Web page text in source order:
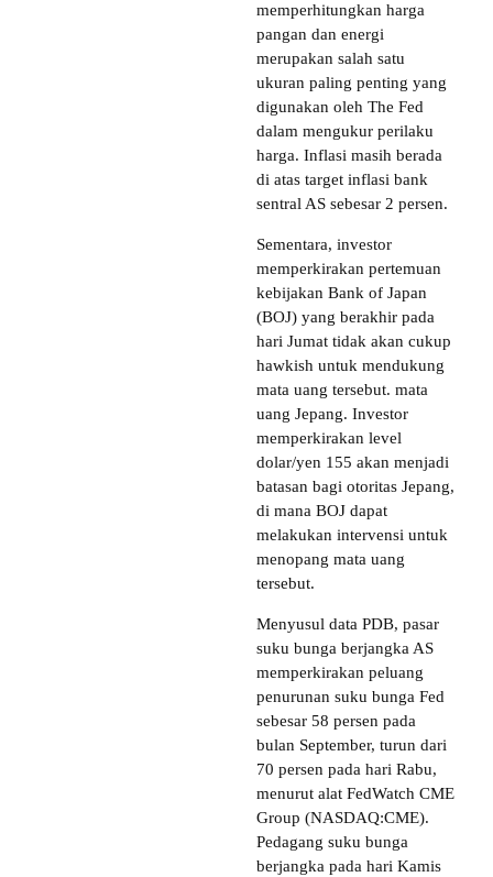
memperhitungkan harga
pangan dan energi
merupakan salah satu
ukuran paling penting yang
digunakan oleh The Fed
dalam mengukur perilaku
harga. Inflasi masih berada
di atas target inflasi bank
sentral AS sebesar 2 persen.
Sementara, investor
memperkirakan pertemuan
kebijakan Bank of Japan
(BOJ) yang berakhir pada
hari Jumat tidak akan cukup
hawkish untuk mendukung
mata uang tersebut. mata
uang Jepang. Investor
memperkirakan level
dolar/yen 155 akan menjadi
batasan bagi otoritas Jepang,
di mana BOJ dapat
melakukan intervensi untuk
menopang mata uang
tersebut.
Menyusul data PDB, pasar
suku bunga berjangka AS
memperkirakan peluang
penurunan suku bunga Fed
sebesar 58 persen pada
bulan September, turun dari
70 persen pada hari Rabu,
menurut alat FedWatch CME
Group (NASDAQ:CME).
Pedagang suku bunga
berjangka pada hari Kamis